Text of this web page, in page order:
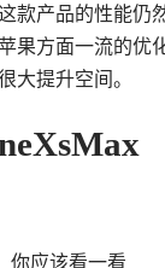
款产品的性能仍
果方面一流的优
大提升空间。